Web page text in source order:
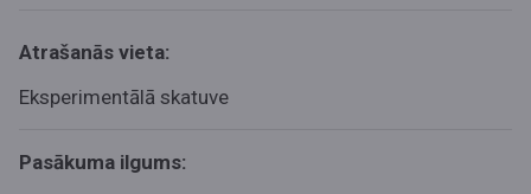
Atrašanās vieta:
Eksperimentālā skatuve
Pasākuma ilgums: